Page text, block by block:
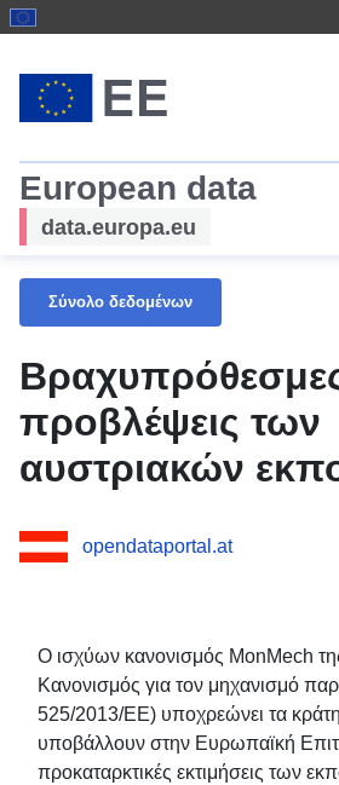
European data
data.europa.eu
Σύνολο δεδομένων
προβλέψεις των
αυστριακών
αερίων του
για το 2019
opendataportal.at
Ο ισχύων κανονισμός MonMech
Κανονισμός για τον μηχανισμό
525/2013/ΕΕ) υποχρεώνει τα
υποβάλλουν στην Ευρωπαϊκή
προκαταρκτικές εκτιμήσεις των